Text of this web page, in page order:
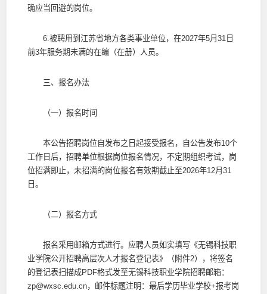
确应当回避的岗位。
6.被聘用到江苏省地方各类事业单位，在2027年5月31日
前3年服务期未满的在编（在册）人员。
三、报名办法
（一）报名时间
本公告招聘岗位自发布之日起接受报名，自公告发布10个
工作日后，招聘单位根据岗位报名情况，不定期组织考试，岗
位招满即止，未招满的岗位报名有效期截止至2026年12月31
日。
（二）报名方式
报名采用邮箱方式进行。应聘人员如实填写《无锡科技职
业学院公开招聘高层次人才报名登记表》（附件2），将签名
的登记表扫描成PDF格式发至无锡科技职业学院招聘邮箱：
zp@wxsc.edu.cn，邮件标题注明：最后学历毕业学校+报考岗